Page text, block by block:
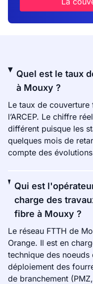
Quel est le taux
à Mouxy ?
Le taux de
l’ARCEP. Le chiffre
différent puisque les
quelques mois de
compte des
Qui est
charge des
fibre à Mouxy ?
Le réseau FTTH de
Orange. Il est en
technique des
déploiement des
de branchement